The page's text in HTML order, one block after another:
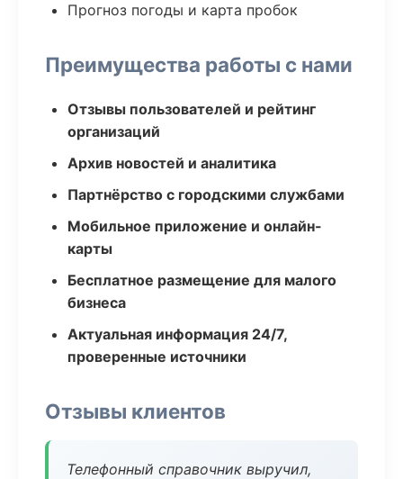
Прогноз погоды и карта пробок
Преимущества работы с нами
Отзывы пользователей и рейтинг
организаций
Архив новостей и аналитика
Партнёрство с городскими службами
Мобильное приложение и онлайн-
карты
Бесплатное размещение для малого
бизнеса
Актуальная информация 24/7,
проверенные источники
Отзывы клиентов
Телефонный справочник выручил,